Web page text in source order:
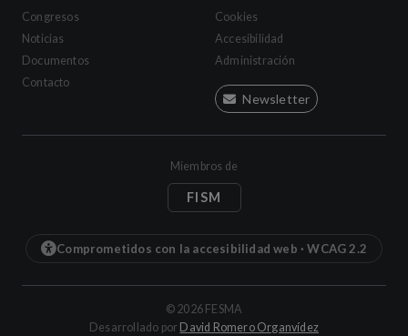
Congresos
Noticias
Documentos
Contacto
Cookies
Accesibilidad
Administración
Newsletter
Miembros de
FISM
Comprometidos con la accesibilidad web · WCAG 2.2
© 2026 FESMA
Desarrollado por David Romero Organvídez(se abre en una